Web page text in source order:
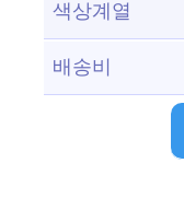
색상계열
배송비